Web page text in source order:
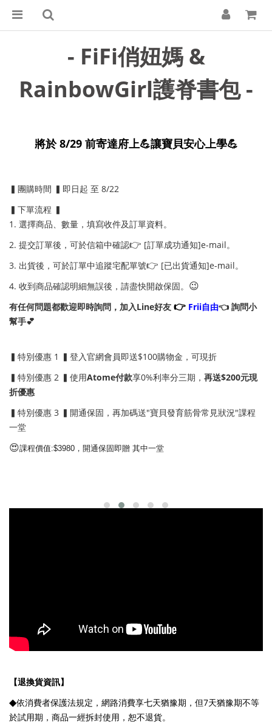
- FiFi俏妞媽 &
RainbowGirl護脊書包 -
將於 8/29 前寄達府上💪讓寶貝安心上學💪
▍團購時間 ▍即日起 至 8/22
▍下單流程 ▍
1. 選擇商品、數量，填寫收件及訂單資料。
2. 提交訂單後，可於信箱中確認👉 [訂單成功通知]e-mail。
3. 出貨後，可於訂單中追蹤宅配單號👉 [已出貨通知]e-mail。
4. 收到商品確認明細無誤後，請盡快開啟保固。 😉
有任何問題都歡迎即時詢問，加入Line好友 👉 Frii自由👈 詢問小
幫手💕
▍特別優惠 1 ▍登入官網會員即送$100購物金，可現折
▍特別優惠 2 ▍使用Atome付款享0%利率分三期， 再送$200元現
折優惠
▍特別優惠 3 ▍開通保固，再加碼送"寶貝發育筋骨常見狀況"課程
一堂
😍課程價值:$3980，開通保固即贈 其中一堂
【退換貨資訊】
◆依消費者保護法規定，網路消費享七天猶豫期，但7天猶豫期不等
於試用期，商品一經拆封使用，恕不退貨。